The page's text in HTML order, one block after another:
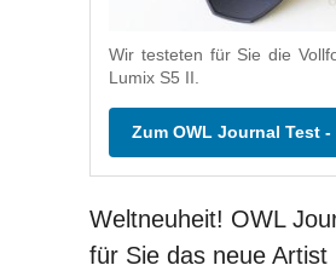
Wir testeten für Sie die
Lumix S5 II.
Zum OWL Journal Test
Weltneuheit! OWL
für Sie das neue Artist